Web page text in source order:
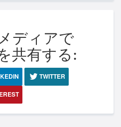
ディアで
共有する:
TWITTER